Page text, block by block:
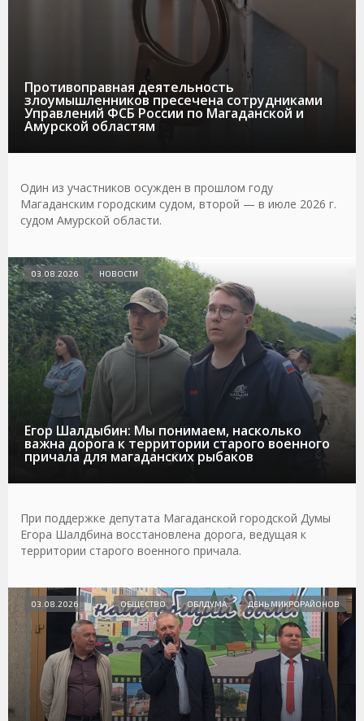
Противоправная деятельность
злоумышленников пресечена сотрудниками
Управлений ФСБ России по Магаданской и
Амурской областям
Один из участников осужден в прошлом году
Магаданским городским судом, второй — в июле 2026 г.
судом Амурской области.
Егор Шалдыбин: Мы понимаем, насколько
важна дорога к территории старого военного
причала для магаданских рыбаков
03.08.2026 НОВОСТИ
При поддержке депутата Магаданской городской Думы
Егора Шалдбина восстановлена дорога, ведущая к
территории старого военного причала.
03.08.2026 ОБЩЕСТВО ОБЛДУМА ДЕНЬ МИКРОРАЙОНОВ